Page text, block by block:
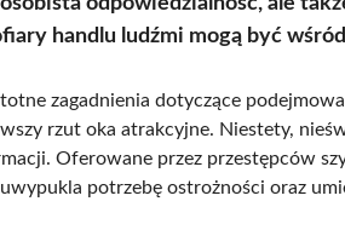
handlu ludźmi mogą być
zagadnienia dotyczące
rzut oka atrakcyjne. Niestety,
Oferowane przez przestępców
potrzebę ostrożności oraz